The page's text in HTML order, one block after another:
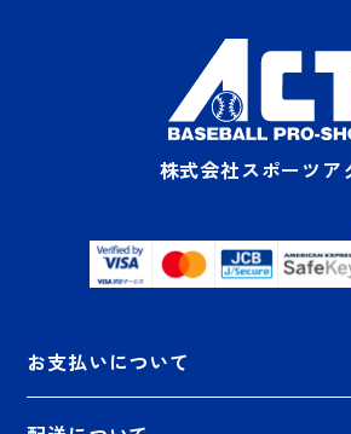
株式会社スポーツア
お支払いについて